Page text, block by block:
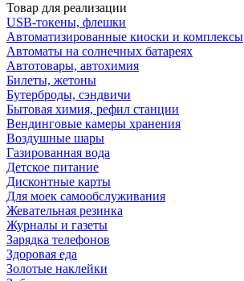
Товар для реализации
USB-токены, флешки
Автоматизированные киоски и комплексы
Автоматы на солнечных батареях
Автотовары, автохимия
Билеты, жетоны
Бутерброды, сэндвичи
Бытовая химия, рефил станции
Вендинговые камеры хранения
Воздушные шары
Газированная вода
Детское питание
Дисконтные карты
Для моек самообслуживания
Жевательная резинка
Журналы и газеты
Зарядка телефонов
Здоровая еда
Золотые наклейки